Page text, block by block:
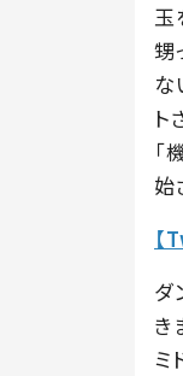
玉
甥
な
ト
始
ダ
き
ミ